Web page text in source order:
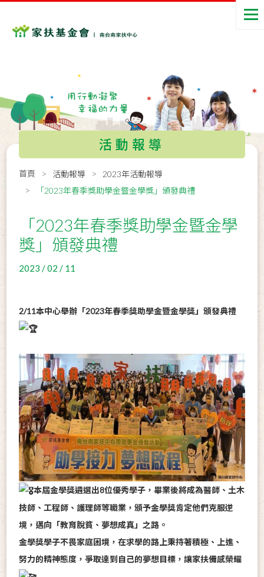
活動報導
首頁 活動報導
2023年活動報導
「2023年春季獎助學金暨金學獎」頒發典禮
「2023年春季獎助學金暨金學
獎」頒發典禮
2023 / 02 / 11
2/11本中心舉辦「2023年春季獎助學金暨金學獎」頒發典禮
本屆金學獎遴選出8位優秀學子，畢業後將成為醫師、土木
技師、工程師、護理師等職業，頒予金學獎肯定他們克服逆
境，邁向「教育脫貧、夢想成真」之路。
金學獎學子不畏家庭困境，在求學的路上秉持著積極、上進、
努力的精神態度，爭取達到自己的夢想目標，讓家扶備感榮耀